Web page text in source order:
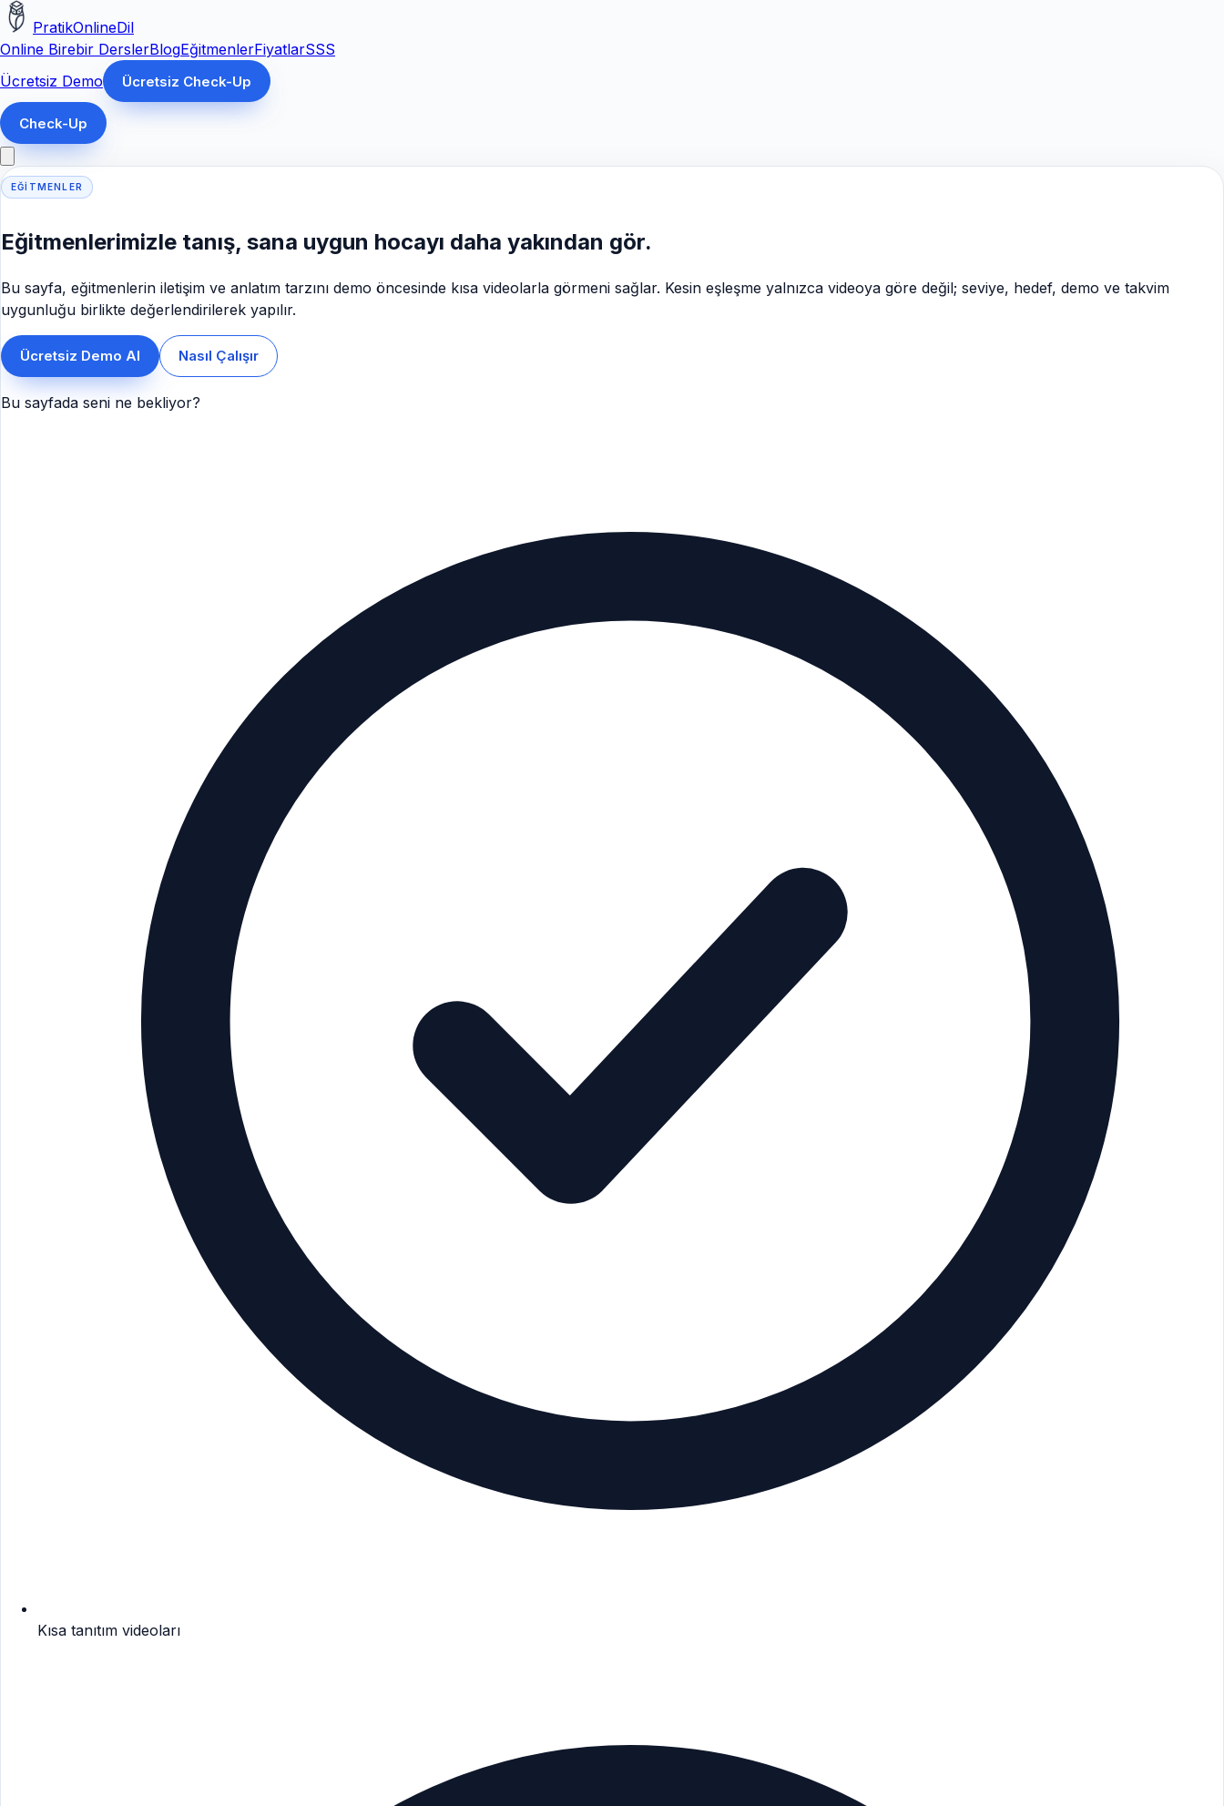
PratikOnlineDil
Online Birebir DerslerBlogEğitmenlerFiyatlarSSS
Ücretsiz Demo
Ücretsiz Check-Up
Check-Up
EĞITMENLER
Eğitmenlerimizle tanış, sana uygun hocayı daha yakından gör.
Bu sayfa, eğitmenlerin iletişim ve anlatım tarzını demo öncesinde kısa videolarla görmeni sağlar. Kesin eşleşme yalnızca videoya göre değil; seviye, hedef, demo ve takvim
uygunluğu birlikte değerlendirilerek yapılır.
Ücretsiz Demo Al Nasıl Çalışır
Bu sayfada seni ne bekliyor?
Kısa tanıtım videoları